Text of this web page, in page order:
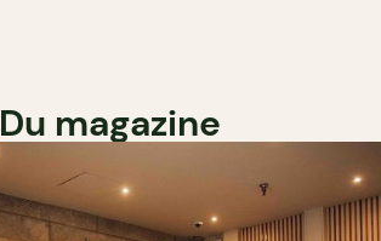
Du magazine